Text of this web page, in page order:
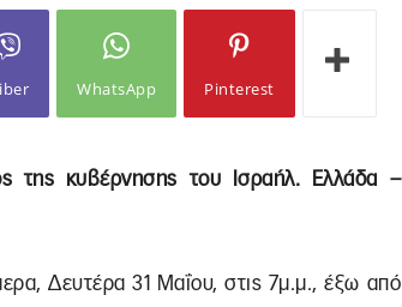
WhatsApp Pinterest
της κυβέρνησης του Ισραήλ. Ελλάδα –
Δευτέρα 31 Μαΐου, στις 7μ.μ., έξω από